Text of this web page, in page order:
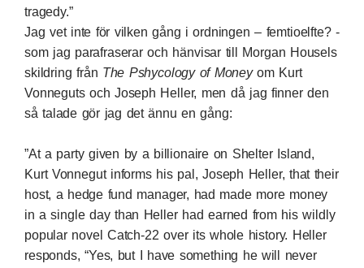
tragedy.”
Jag vet inte för vilken gång i ordningen – femtioelfte? -
som jag parafraserar och hänvisar till Morgan Housels
skildring från The Pshycology of Moneyom Kurt
Vonneguts och Joseph Heller, men då jag finner den
så talade gör jag det ännu en gång:
”At a party given by a billionaire on Shelter Island,
Kurt Vonnegut informs his pal, Joseph Heller, that their
host, a hedge fund manager, had made more money
in a single day than Heller had earned from his wildly
popular novel Catch-22 over its whole history. Heller
responds, “Yes, but I have something he will never